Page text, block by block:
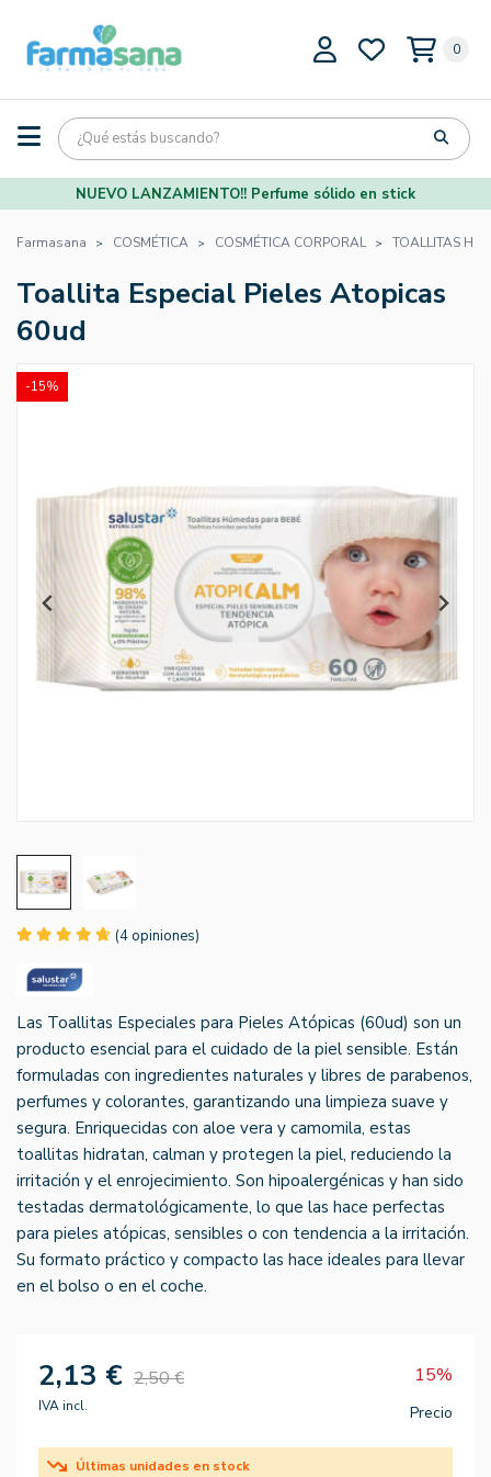
0
NUEVO LANZAMIENTO!! Perfume sólido en stick
Farmasana COSMÉTICA COSMÉTICA CORPORAL TOALLITAS
Toallita Especial Pieles Atopicas
60ud
-15%
(4 opiniones)
Las Toallitas Especiales para Pieles Atópicas (60ud) son un
producto esencial para el cuidado de la piel sensible. Están
formuladas con ingredientes naturales y libres de parabenos,
perfumes y colorantes, garantizando una limpieza suave y
segura. Enriquecidas con aloe vera y camomila, estas
toallitas hidratan, calman y protegen la piel, reduciendo la
irritación y el enrojecimiento. Son hipoalergénicas y han sido
testadas dermatológicamente, lo que las hace perfectas
para pieles atópicas, sensibles o con tendencia a la irritación.
Su formato práctico y compacto las hace ideales para llevar
en el bolso o en el coche.
2,13 € 2,50 € 15%
IVA incl. Precio
Últimas unidades en stock